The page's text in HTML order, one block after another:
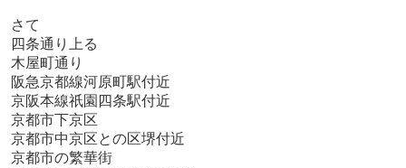
さて
四条通り上る
木屋町通り
阪急京都線河原町駅付近
京阪本線祇園四条駅付近
京都市下京区
京都市中京区との区堺付近
京都市の繁華街